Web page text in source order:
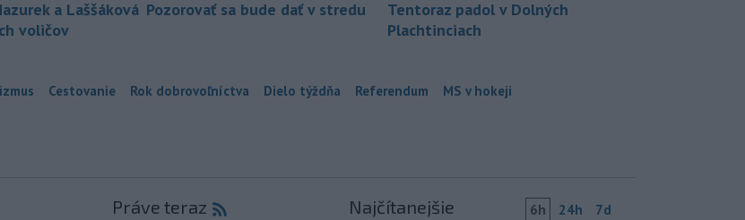
a Laššáková
voličov
Pozorovať sa bude dať v stredu
Tentoraz padol v Dolných
Plachtinciach
Cestovanie Rok dobrovoľníctva Dielo týždňa Referendum MS v hokeji
Práve teraz Najčítanejšie 6h 24h 7d